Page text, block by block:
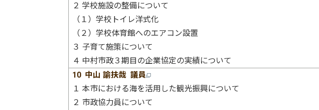
２ 学校施設の整備について
（１）学校トイレ洋式化
（２）学校体育館へのエアコン設置
３ 子育て施策について
４ 中村市政３期目の企業協定の実績について
10 中山 諭扶哉 議員
１ 本市における海を活用した観光振興について
２ 市政協力員について